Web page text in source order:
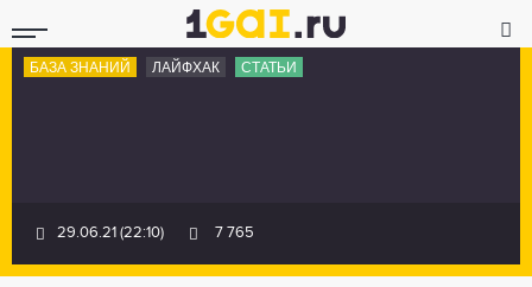
БАЗА ЗНАНИЙ ЛАЙФХАК СТАТЬИ
29.06.21 (22:10) 7 765